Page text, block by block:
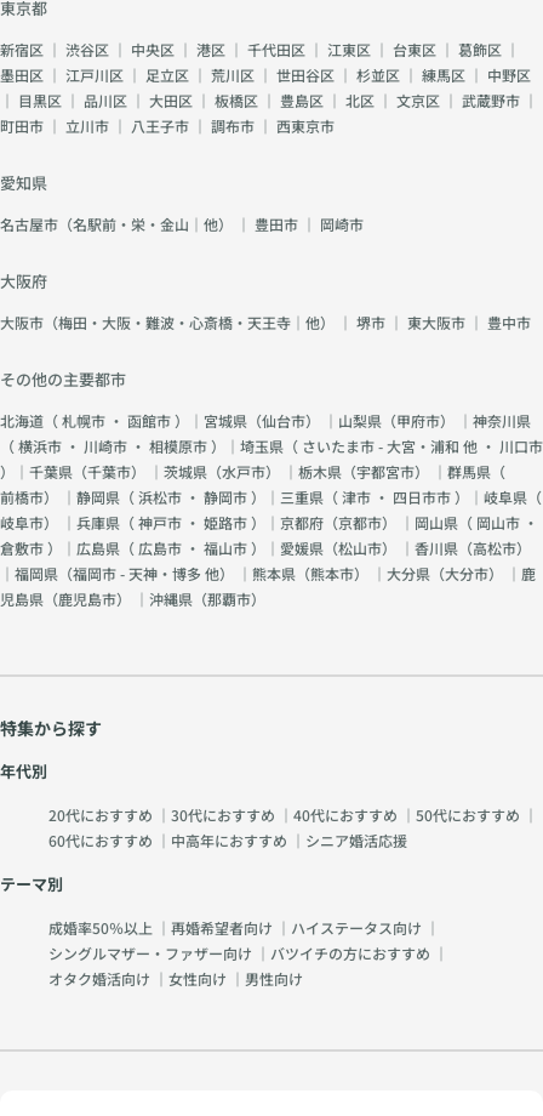
東京都
新宿区 ｜ 渋谷区 ｜ 中央区 ｜ 港区 ｜ 千代田区 ｜ 江東区 ｜ 台東区 ｜ 葛飾区 ｜
墨田区 ｜ 江戸川区 ｜ 足立区 ｜ 荒川区 ｜ 世田谷区 ｜ 杉並区 ｜ 練馬区 ｜ 中野区
｜ 目黒区 ｜ 品川区 ｜ 大田区 ｜ 板橋区 ｜ 豊島区 ｜ 北区 ｜ 文京区 ｜ 武蔵野市 ｜
町田市 ｜ 立川市 ｜ 八王子市 ｜ 調布市 ｜ 西東京市
愛知県
名古屋市（名駅前・栄・金山｜他） ｜ 豊田市 ｜ 岡崎市
大阪府
大阪市（梅田・大阪・難波・心斎橋・天王寺｜他） ｜ 堺市 ｜ 東大阪市 ｜ 豊中市
その他の主要都市
北海道（札幌市 ・ 函館市）｜宮城県（仙台市） ｜山梨県（甲府市） ｜神奈川県
（横浜市 ・ 川崎市 ・ 相模原市）｜埼玉県（ さいたま市 - 大宮・浦和 他 ・ 川口市
）｜千葉県（千葉市） ｜茨城県（水戸市） ｜栃木県（宇都宮市） ｜群馬県（
前橋市） ｜静岡県（浜松市 ・ 静岡市）｜三重県（津市 ・ 四日市市）｜岐阜県（
岐阜市） ｜兵庫県（神戸市 ・ 姫路市）｜京都府（京都市） ｜岡山県（ 岡山市 ・
倉敷市）｜広島県（ 広島市 ・ 福山市）｜愛媛県（松山市） ｜香川県（高松市）
｜福岡県（福岡市 - 天神・博多 他） ｜熊本県（熊本市） ｜大分県（大分市） ｜鹿
児島県（鹿児島市） ｜沖縄県（那覇市）
特集から探す
年代別
20代におすすめ ｜ 30代におすすめ ｜ 40代におすすめ ｜ 50代におすすめ ｜
60代におすすめ ｜ 中高年におすすめ ｜ シニア婚活応援
テーマ別
成婚率50％以上 ｜ 再婚希望者向け ｜ ハイステータス向け ｜
シングルマザー・ファザー向け ｜ バツイチの方におすすめ ｜
オタク婚活向け ｜ 女性向け ｜ 男性向け